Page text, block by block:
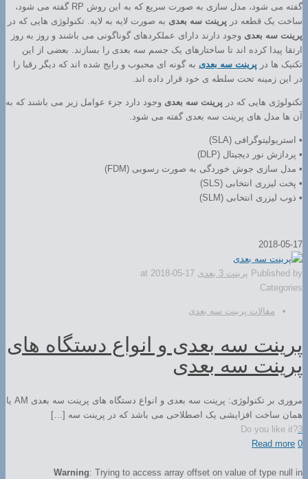
گفته می شود، مدل سازی به صورت سریع که به این روش RP گفته می شود،
ساخت یک قطعه در پرینت سه بعدی به صورت لایه به لایه. تکنولوژی هایی که در
پرینت سه بعدی وجود دارند دارای عملکردهای گوناگونی می باشند و روز به روز
ارتقا پیدا کرده اند تا ساختارهای یک جسم سه بعدی را بسازند. بعضی از این
تکنیک ها در پرینت سه بعدی به گونه ای محبوب و رایج شده اند که دیگر رقبا را
در این زمینه تحت سلطه ی خود قرار داده اند.
تکنولوژی هایی که در پرینت سه بعدی وجود دارد جزء عوامل زیر می باشند که به
آن ها مدل های پرینت سه بعدی گفته می شود.
• استریولیتوگرافی (SLA)
• پردازش نور دیجیتال (DLP)
• مدل سازی جوش خوردگی به صورت رسوبی (FDM)
• پخت لیزری انتخابی (SLS)
• ذوب لیزری انتخابی (SLM)
2018-05-17
Published by پرینت 3 بعدی at 2018-05-17
Categories
مقالات پرینت سه بعدی
پرینت سه بعدی و انواع دستگاه های
پرینت سه بعدی
مروری بر تکنولوژی: پرینت سه بعدی و انواع دستگاه های پرینت سه بعدی AM یا
همان ساخت افزایشی یک اصطلاحی می باشد که در پرینت سه […]
Do you like it?3
0
Read more
Warning: Trying to access array offset on value of type null in